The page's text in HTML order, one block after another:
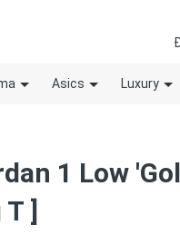
Asics Luxury
1 Low
]